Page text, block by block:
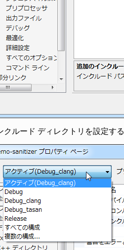
クルード ディレクトリを設定する